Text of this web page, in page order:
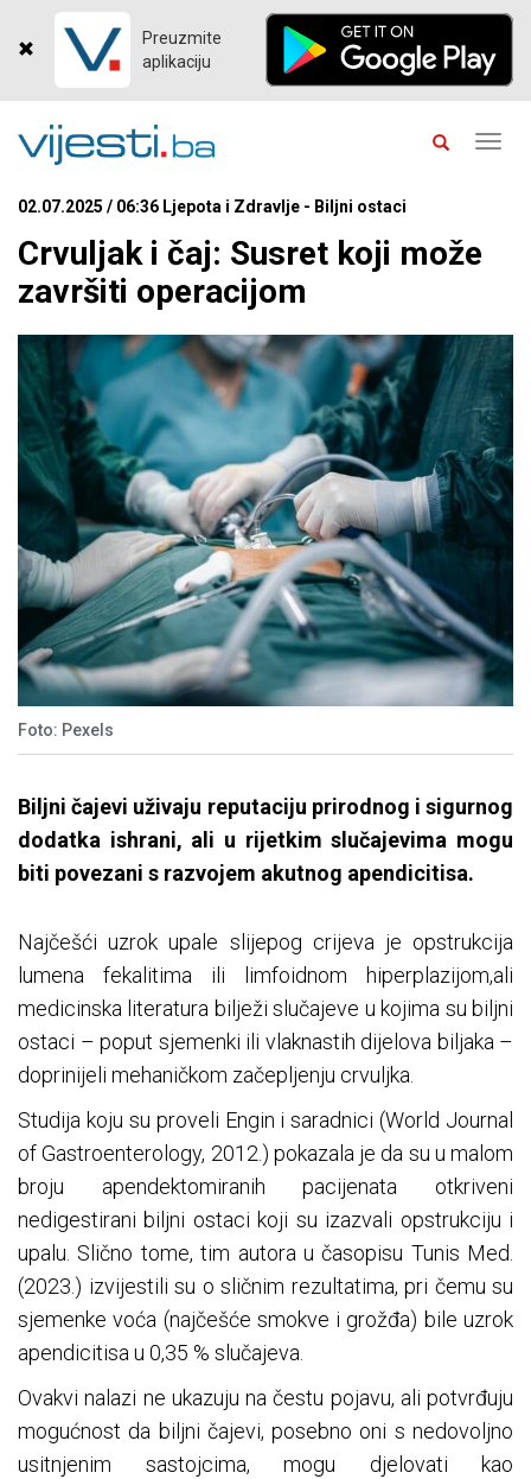
Preuzmite
aplikaciju
02.07.2025 / 06:36 Ljepota i Zdravlje - Biljni ostaci
Crvuljak i čaj: Susret koji može
završiti operacijom
Foto: Pexels
Biljni čajevi uživaju reputaciju prirodnog i sigurnog
dodatka ishrani, ali u rijetkim slučajevima mogu
biti povezani s razvojem akutnog apendicitisa.
Najčešći uzrok upale slijepog crijeva je opstrukcija
lumena fekalitima ili limfoidnom hiperplazijom,ali
medicinska literatura bilježi slučajeve u kojima su biljni
ostaci – poput sjemenki ili vlaknastih dijelova biljaka –
doprinijeli mehaničkom začepljenju crvuljka.
Studija koju su proveli Engin i saradnici (World Journal
of Gastroenterology, 2012.) pokazala je da su u malom
broju apendektomiranih pacijenata otkriveni
nedigestirani biljni ostaci koji su izazvali opstrukciju i
upalu. Slično tome, tim autora u časopisu Tunis Med.
(2023.) izvijestili su o sličnim rezultatima, pri čemu su
sjemenke voća (najčešće smokve i grožđa) bile uzrok
apendicitisa u 0,35 % slučajeva.
Ovakvi nalazi ne ukazuju na čestu pojavu, ali potvrđuju
mogućnost da biljni čajevi, posebno oni s nedovoljno
usitnjenim sastojcima, mogu djelovati kao